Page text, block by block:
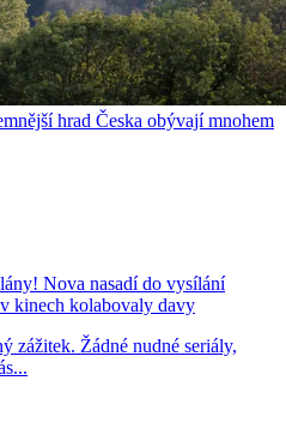
hrad Česka obývají mnohem
Nova nasadí do vysílání
kinech kolabovaly davy
zážitek. Žádné nudné seriály,